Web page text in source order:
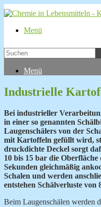
Menü
Menü
Industrielle
Bei industrieller
in einer so genannten
Laugenschälers von der
mit Kartoffeln gefüllt wird,
druckdichte Deckel sorgt
10 bis 15 bar die Oberfläche
Sekunden gleichmäßig
Schalen und werden
entstehen Schälverluste von
Beim Laugenschälen werden